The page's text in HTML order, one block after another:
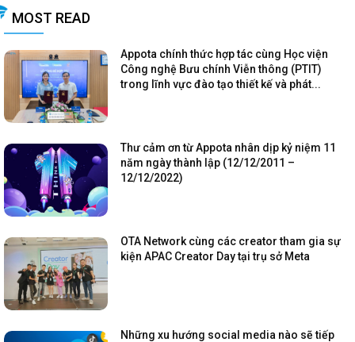
MOST READ
Appota chính thức hợp tác cùng Học viện
Công nghệ Bưu chính Viễn thông (PTIT)
trong lĩnh vực đào tạo thiết kế và phát...
Thư cảm ơn từ Appota nhân dịp kỷ niệm 11
năm ngày thành lập (12/12/2011 –
12/12/2022)
OTA Network cùng các creator tham gia sự
kiện APAC Creator Day tại trụ sở Meta
Những xu hướng social media nào sẽ tiếp